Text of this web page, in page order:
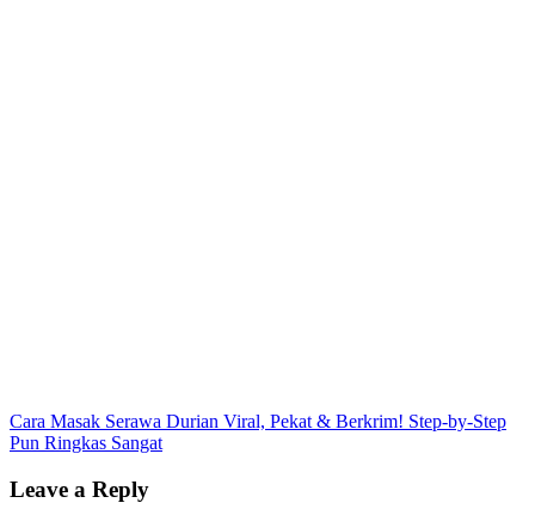
Post
navigation
Cara Masak Serawa Durian Viral, Pekat & Berkrim! Step-by-Step
Pun Ringkas Sangat
Leave a Reply